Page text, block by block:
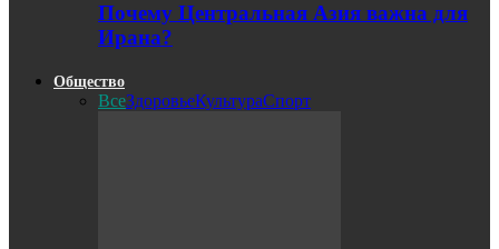
Почему Центральная Азия важна для
Ирана?
Общество
ВсеЗдоровьеКультураСпорт